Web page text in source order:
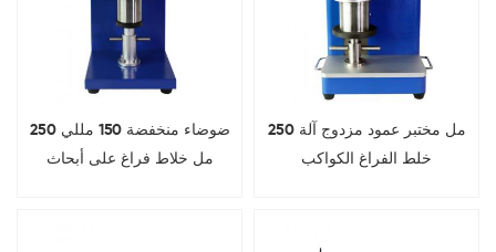
ضوضاء منخفضة 150 مللي 250
مل خلاط فراغ على أبحاث
250 مل مختبر عمود مزدوج آلة
خلط الفراغ الكواكب